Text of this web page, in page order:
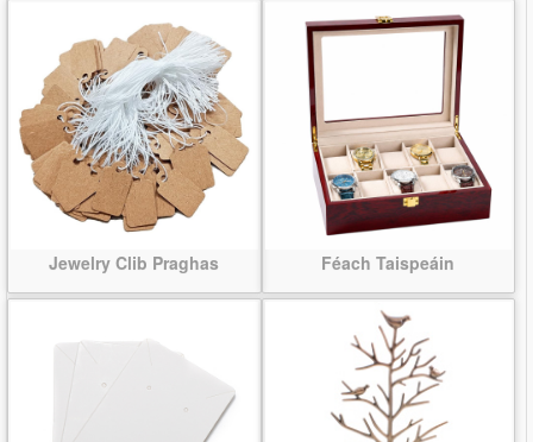
Jewelry Clib Praghas Féach Taispeáin